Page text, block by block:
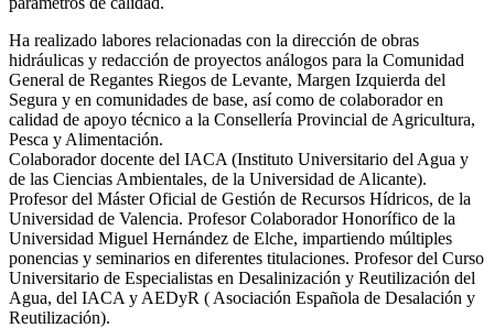
Ha realizado labores relacionadas con la dirección de obras
hidráulicas y redacción de proyectos análogos para la Comunidad
General de Regantes Riegos de Levante, Margen Izquierda del
Segura y en comunidades de base, así como de colaborador en
calidad de apoyo técnico a la Consellería Provincial de Agricultura,
Pesca y Alimentación.
Colaborador docente del IACA (Instituto Universitario del Agua y
de las Ciencias Ambientales, de la Universidad de Alicante).
Profesor del Máster Oficial de Gestión de Recursos Hídricos, de la
Universidad de Valencia. Profesor Colaborador Honorífico de la
Universidad Miguel Hernández de Elche, impartiendo múltiples
ponencias y seminarios en diferentes titulaciones. Profesor del Curso
Universitario de Especialistas en Desalinización y Reutilización del
Agua, del IACA y AEDyR ( Asociación Española de Desalación y
Reutilización).